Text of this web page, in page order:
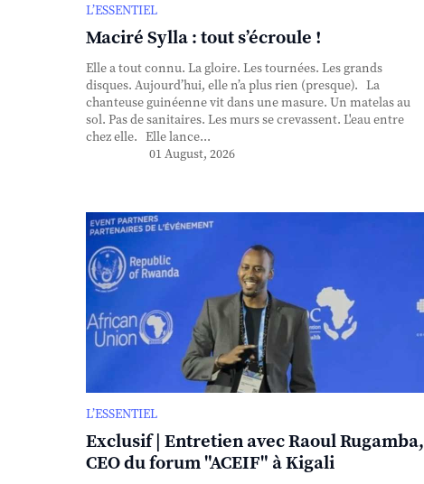
L’ESSENTIEL
Maciré Sylla : tout s’écroule !
Elle a tout connu. La gloire. Les tournées. Les grands
disques. Aujourd’hui, elle n’a plus rien (presque). La
chanteuse guinéenne vit dans une masure. Un matelas au
sol. Pas de sanitaires. Les murs se crevassent. L'eau entre
chez elle. Elle lance...
01 August, 2026
L’ESSENTIEL
Exclusif | Entretien avec Raoul Rugamba,
CEO du forum "ACEIF" à Kigali